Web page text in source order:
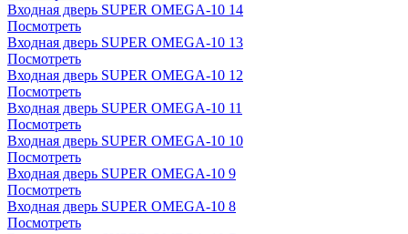
Входная дверь SUPER OMEGA-10 14
Посмотреть
Входная дверь SUPER OMEGA-10 13
Посмотреть
Входная дверь SUPER OMEGA-10 12
Посмотреть
Входная дверь SUPER OMEGA-10 11
Посмотреть
Входная дверь SUPER OMEGA-10 10
Посмотреть
Входная дверь SUPER OMEGA-10 9
Посмотреть
Входная дверь SUPER OMEGA-10 8
Посмотреть